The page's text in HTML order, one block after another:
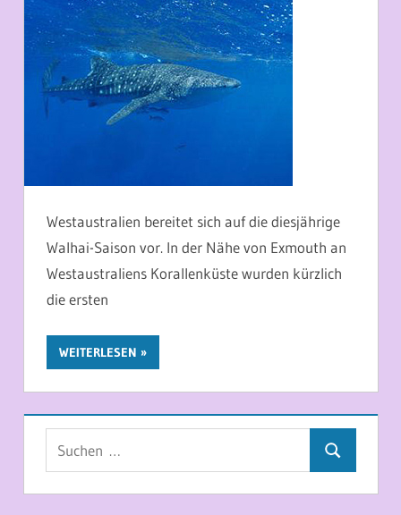
Westaustralien bereitet sich auf die diesjährige
Walhai-Saison vor. In der Nähe von Exmouth an
Westaustraliens Korallenküste wurden kürzlich
die ersten
WEITERLESEN
Suchen